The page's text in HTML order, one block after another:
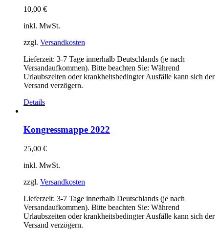
10,00 €
inkl. MwSt.
zzgl. Versandkosten
Lieferzeit: 3-7 Tage innerhalb Deutschlands (je nach
Versandaufkommen). Bitte beachten Sie: Während
Urlaubszeiten oder krankheitsbedingter Ausfälle kann sich der
Versand verzögern.
Details
Kongressmappe 2022
25,00 €
inkl. MwSt.
zzgl. Versandkosten
Lieferzeit: 3-7 Tage innerhalb Deutschlands (je nach
Versandaufkommen). Bitte beachten Sie: Während
Urlaubszeiten oder krankheitsbedingter Ausfälle kann sich der
Versand verzögern.